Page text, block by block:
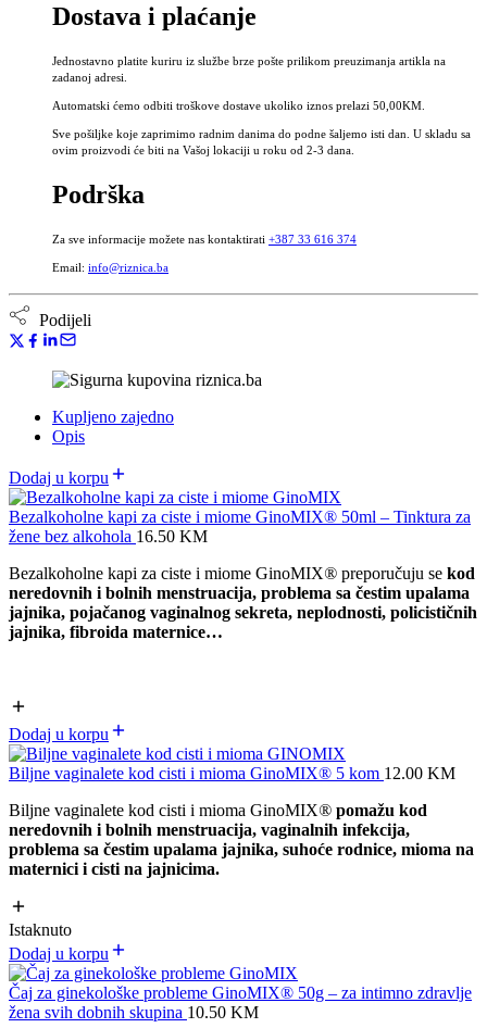
GinoMIX®
Tinktura
alkohola
Dostava i plaćanje
Jednostavno platite kuriru iz službe brze pošte prilikom preuzimanja artikla na
zadanoj adresi.
Automatski ćemo odbiti troškove dostave ukoliko iznos prelazi 50,00KM.
Sve pošiljke koje zaprimimo radnim danima do podne šaljemo isti dan. U skladu sa
ovim proizvodi će biti na Vašoj lokaciji u roku od 2-3 dana.
Podrška
Za sve informacije možete nas kontaktirati +387 33 616 374
Email: info@riznica.ba
Podijeli
Kupljeno zajedno
Opis
Dodaj u korpu
Bezalkoholne kapi za ciste i miome GinoMIX® 50ml – Tinktura za
žene bez alkohola 16.50 KM
Bezalkoholne kapi za ciste i miome GinoMIX® preporučuju se kod
neredovnih i bolnih menstruacija, problema sa čestim upalama
jajnika, pojačanog vaginalnog sekreta, neplodnosti, policističnih
jajnika, fibroida maternice…
Dodaj u korpu
Biljne vaginalete kod cisti i mioma GinoMIX® 5 kom 12.00 KM
Biljne vaginalete kod cisti i mioma GinoMIX® pomažu kod
neredovnih i bolnih menstruacija, vaginalnih infekcija,
problema sa čestim upalama jajnika, suhoće rodnice, mioma na
maternici i cisti na jajnicima.
Istaknuto
Dodaj u korpu
Čaj za ginekološke probleme GinoMIX® 50g – za intimno zdravlje
žena svih dobnih skupina 10.50 KM